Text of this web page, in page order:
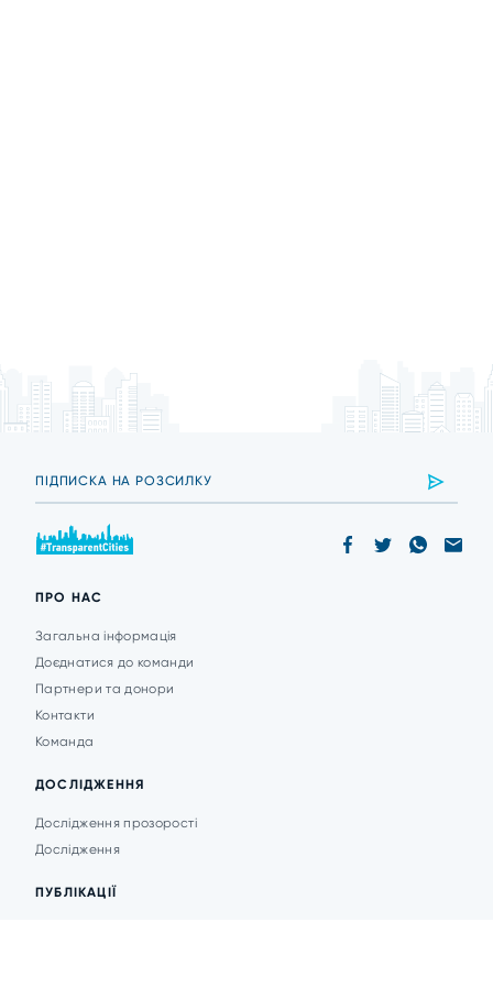
ПРО НАС
Загальна інформація
Доєднатися до команди
Партнери та донори
Контакти
Команда
ДОСЛІДЖЕННЯ
Дослідження прозорості
Дослідження
ПУБЛІКАЦІЇ